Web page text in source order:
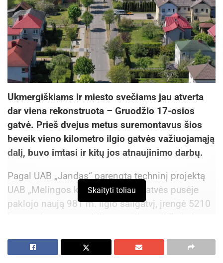
Ukmergiškiams ir miesto svečiams jau atverta
dar viena rekonstruota – Gruodžio 17-osios
gatvė. Prieš dvejus metus suremontavus šios
beveik vieno kilometro ilgio gatvės važiuojamąją
dalį, buvo imtasi ir kitų jos atnaujinimo darbų.
Pagal UAB „Jandas“ parengtą techninį projektą
UAB „Melingos keliai“ dešinėje gatvės pusėje
paklojo naują 981 m. ilgio šaligatvį, įrengė 5210
kv. m. ploto automobilių stovėjimo aikštelę ir
aplink šią aikštelę ir kairėje gatvės pusėje
Skaityti toliau